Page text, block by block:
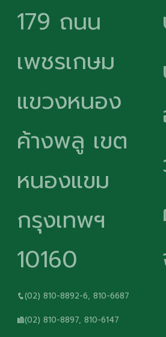
179 ถนน
เพชรเกษม
แขวงหนอง
ค้างพลู เขต
หนองแขม
กรุงเทพฯ
10160
(02) 810-8892-6, 810-6687
(02) 810-8897, 810-6147